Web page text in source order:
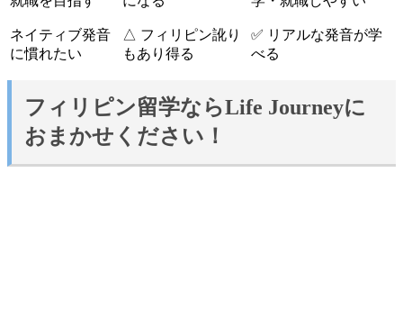
ネイティブ発音
に慣れたい
△ フィリピン訛り
もあり得る
✅ リアルな発音が学
べる
フィリピン留学ならLife Journeyに
おまかせください！